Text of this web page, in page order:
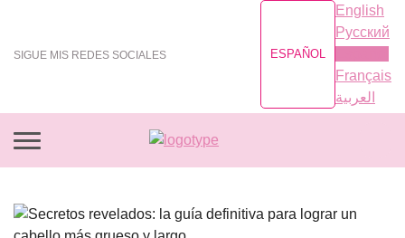
SIGUE MIS REDES SOCIALES ESPAÑOL
English
Русский
Français
العربية